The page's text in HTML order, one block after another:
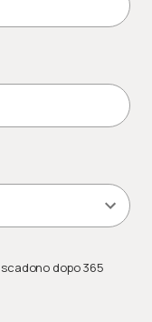
dopo 365